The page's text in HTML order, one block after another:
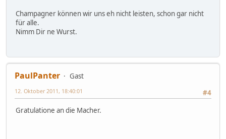
Champagner können wir uns eh nicht leisten, schon gar nicht
für alle.
Nimm Dir ne Wurst.
PaulPanter
Gast
#4
12. Oktober 2011, 18:40:01
Gratulatione an die Macher.